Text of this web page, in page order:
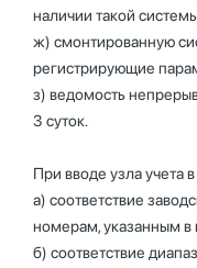
наличии такой
ж) смонтированную
регистрирующие
з) ведомость
3 суток.
При вводе узла учета
а) соответствие
номерам, указанным в
б) соответствие